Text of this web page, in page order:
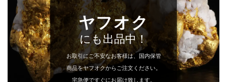
ヤフオク
にも出品中！
お取引にご不安なお客様は、国内保管
商品をヤフオクからご注文ください。
宅急便ですぐにお届け致します。